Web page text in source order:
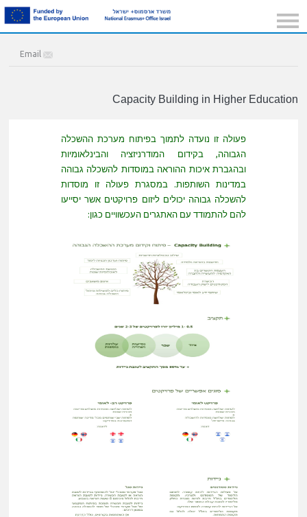
Email
Capacity Building in Higher Education
פעולה זו נועדה לתמוך בפיתוח מערכת ההשכלה
הגבוהה, בקידום המודרניזציה והבינלאומיות
ובהגברת איכות ההוראה במוסדות להשכלה גבוהה
במדינות השותפות. במסגרת פעולה זו מוסדות
להשכלה גבוהה יכולים ליזום פרויקטים אשר יסייעו
להם להתמודד עם האתגרים העכשוויים כגון: